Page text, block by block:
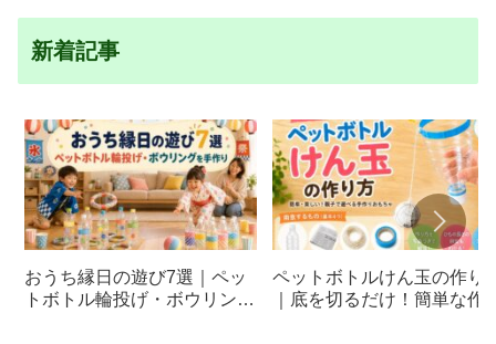
新着記事
おうち縁日の遊び7選｜ペッ
トボトル輪投げ・ボウリング
ペットボトルけん玉の作り
｜底を切るだけ！簡単な作